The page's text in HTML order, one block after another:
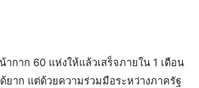
ากาก 60 แห่งให้แล้วเสร็จภายใน 1 เดือน
ยาก แต่ด้วยความร่วมมือระหว่างภาครัฐ